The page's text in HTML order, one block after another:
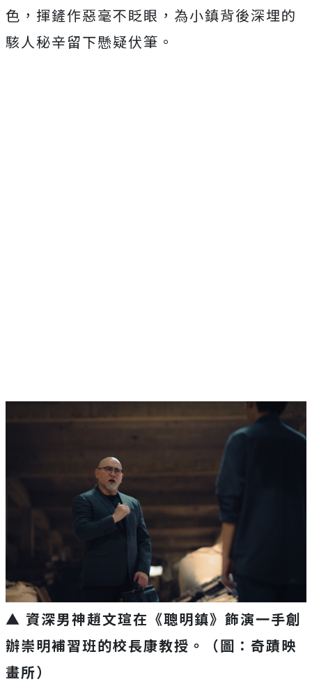
色，揮鏟作惡毫不眨眼， 為小鎮背後深埋的
駭人秘辛留下懸疑伏筆。
▲ 資深男神趙文瑄在《聰明鎮》飾演一手創
辦崇明補習班的校長康教授。（圖：奇蹟映
畫所）